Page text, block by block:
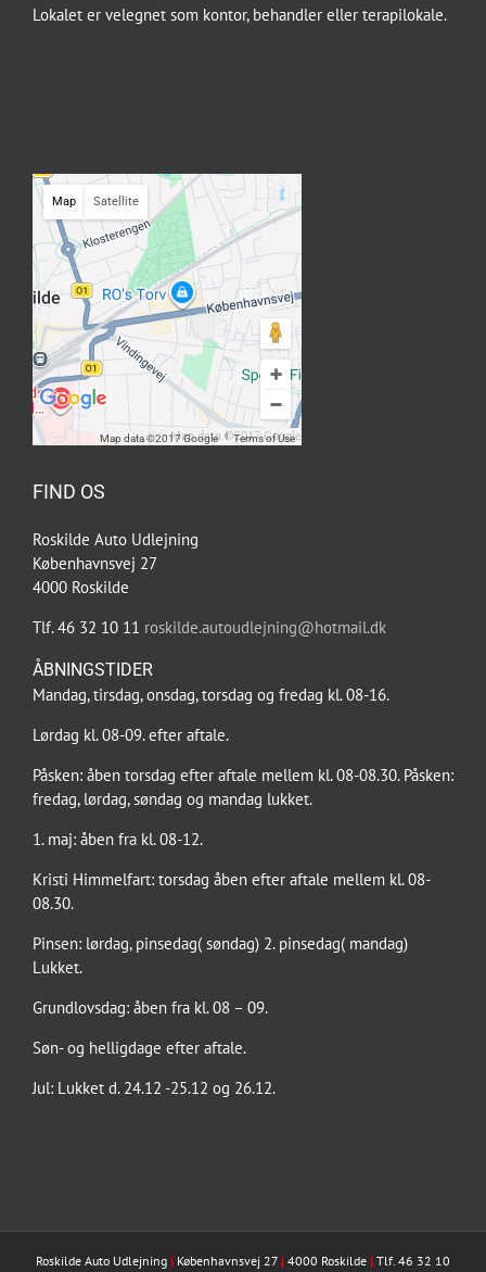
Lokalet er velegnet som kontor, behandler eller terapilokale.
Map data ©2017 GoogleMap data ©2017 Google
Terms of Use
Map Satellite
FIND OS
Roskilde Auto Udlejning
Københavnsvej 27
4000 Roskilde
Tlf. 46 32 10 11 roskilde.autoudlejning@hotmail.dk
ÅBNINGSTIDER
Mandag, tirsdag, onsdag, torsdag og fredag kl. 08-16.
Lørdag kl. 08-09. efter aftale.
Påsken: åben torsdag efter aftale mellem kl. 08-08.30. Påsken:
fredag, lørdag, søndag og mandag lukket.
1. maj: åben fra kl. 08-12.
Kristi Himmelfart: torsdag åben efter aftale mellem kl. 08-
08.30.
Pinsen: lørdag, pinsedag( søndag) 2. pinsedag( mandag)
Lukket.
Grundlovsdag: åben fra kl. 08 – 09.
Søn- og helligdage efter aftale.
Jul: Lukket d. 24.12 -25.12 og 26.12.
Roskilde Auto Udlejning | Københavnsvej 27 | 4000 Roskilde | Tlf. 46 32 10